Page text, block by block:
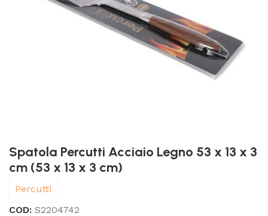
Spatola Percutti Acciaio Legno 53 x 13 x 3
cm (53 x 13 x 3 cm)
Percutti
COD:S2204742